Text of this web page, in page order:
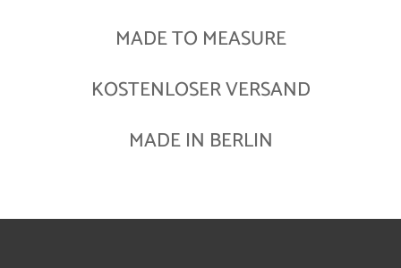
MADE TO MEASURE
KOSTENLOSER VERSAND
MADE IN BERLIN